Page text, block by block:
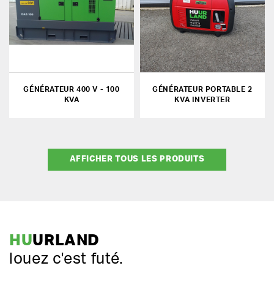
GÉNÉRATEUR 400 V - 100
KVA
GÉNÉRATEUR PORTABLE 2
KVA INVERTER
AFFICHER TOUS LES PRODUITS
HUURLAND
louez c'est futé.